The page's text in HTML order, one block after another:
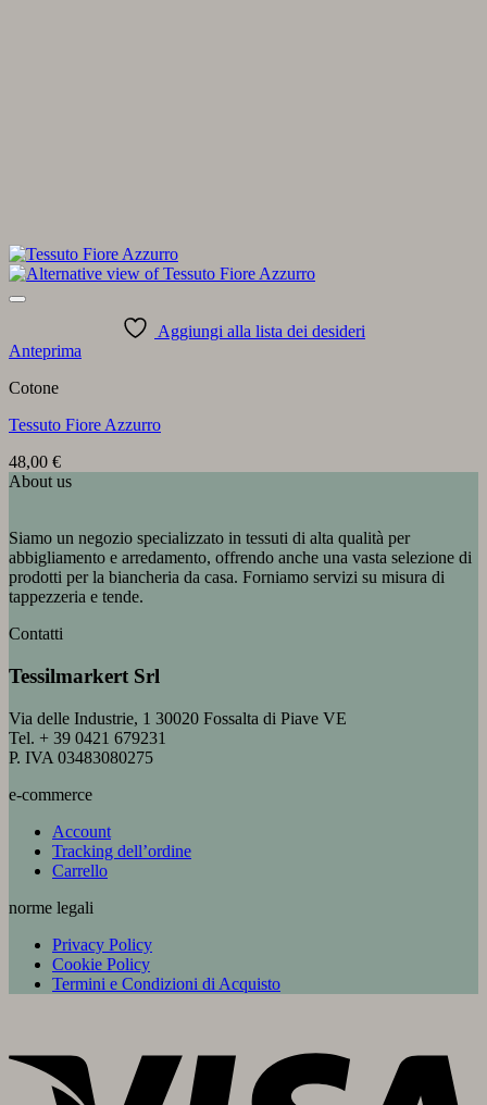
Aggiungi alla lista dei desideri
Anteprima
Cotone
Tessuto Fiore Azzurro
48,00 €
About us
Siamo un negozio specializzato in tessuti di alta qualità per
abbigliamento e arredamento, offrendo anche una vasta selezione di
prodotti per la biancheria da casa. Forniamo servizi su misura di
tappezzeria e tende.
Contatti
Tessilmarkert Srl
Via delle Industrie, 1 30020 Fossalta di Piave VE
Tel. + 39 0421 679231
P. IVA 03483080275
e-commerce
Account
Tracking dell’ordine
Carrello
norme legali
Privacy Policy
Cookie Policy
Termini e Condizioni di Acquisto